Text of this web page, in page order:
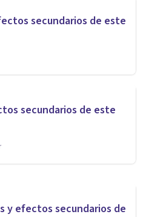
secundarios de este
secundarios de este
efectos
y efectos secundarios de